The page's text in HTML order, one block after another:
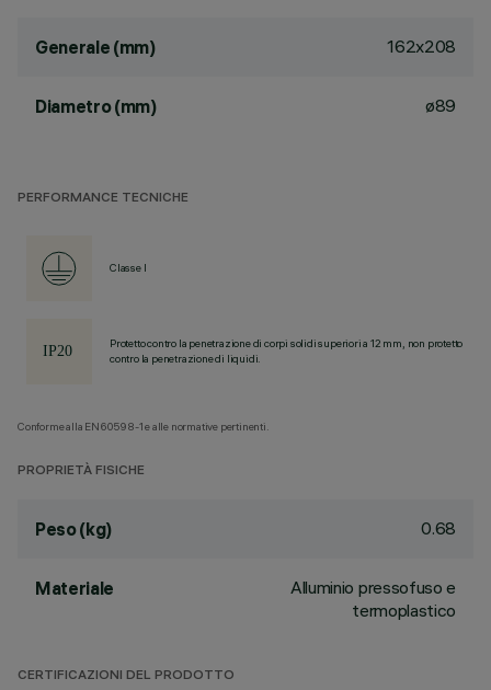
Generale (mm) 162x208
Diametro (mm) ø89
PERFORMANCE TECNICHE
Classe I
Protetto contro la penetrazione di corpi solidi superiori a 12 mm, non protetto
contro la penetrazione di liquidi.
Conforme alla EN60598-1 e alle normative pertinenti.
PROPRIETÀ FISICHE
Peso (kg) 0.68
Materiale
Alluminio pressofuso e
termoplastico
CERTIFICAZIONI DEL PRODOTTO